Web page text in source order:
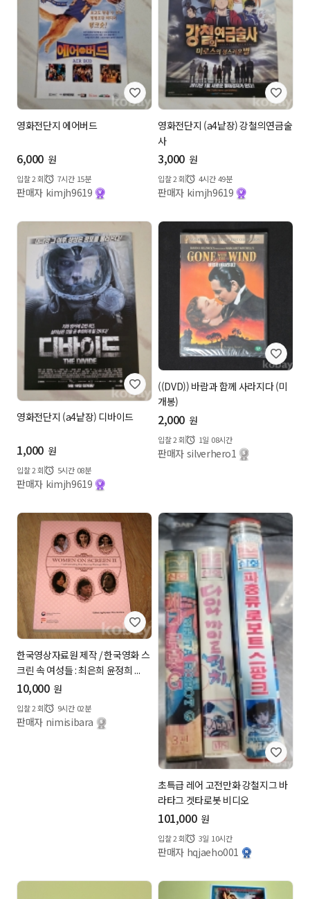
영화전단지 에어버드
6,000 원
입찰2회 7시간 15분
판매자 kimjh9619
영화전단지 (a4낱장) 강철의연금술
사
3,000 원
입찰2회 4시간 49분
판매자 kimjh9619
영화전단지 (a4낱장) 디바이드
1,000 원
입찰2회 5시간 08분
판매자 kimjh9619
((DVD)) 바람과 함께 사라지다 (미
개봉)
2,000 원
입찰2회 1일 08시간
판매자 silverhero1
한국영상자료원 제작 / 한국영화 스
크린 속 여성들 : 최은희 윤정희 ...
10,000 원
입찰2회 9시간 02분
판매자 nimisibara
초특급 레어 고전만화 강철지그 바
라타그 겟타로봇 비디오
101,000 원
입찰2회 3일 10시간
판매자 hqjaeho001